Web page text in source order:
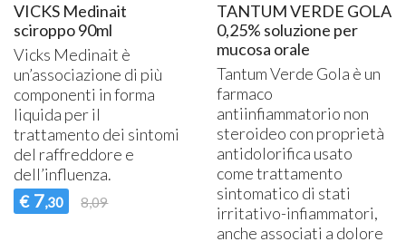
VICKS Medinait
sciroppo 90ml
Vicks Medinait è
un’associazione di più
componenti in forma
liquida per il
trattamento dei sintomi
del raffreddore e
dell’influenza.
€ 7,30 8,09
TANTUM VERDE GOLA
0,25% soluzione per
mucosa orale
Tantum Verde Gola è un
farmaco
antiinfiammatorio non
steroideo con proprietà
antidolorifica usato
come trattamento
sintomatico di stati
irritativo-infiammatori,
anche associati a dolore